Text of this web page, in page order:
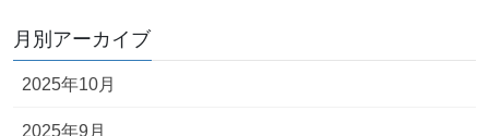
月別アーカイブ
2025年10月
2025年9月